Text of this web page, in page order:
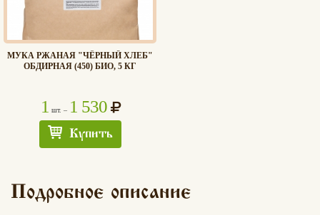
МУКА РЖАНАЯ "ЧЁРНЫЙ ХЛЕБ"
ОБДИРНАЯ (450) БИО, 5 КГ
1 шт. – 1 530
Купить
Подробное описание